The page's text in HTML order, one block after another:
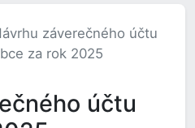
záverečného účtu
za rok 2025
účtu